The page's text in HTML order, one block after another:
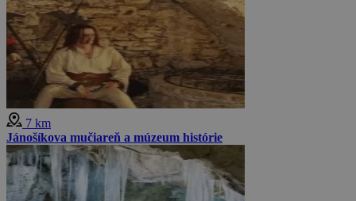
7 km
Jánošíkova mučiareň a múzeum histórie